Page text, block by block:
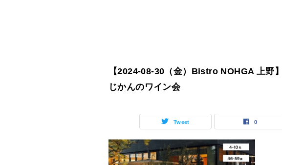
【2024-08-30（金）Bistro NOHGA 上野
じかんのワイン会
Tweet 0